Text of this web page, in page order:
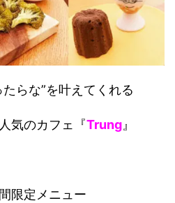
らな”を叶えてくれる
気のカフェ『Trung』
限定メニュー